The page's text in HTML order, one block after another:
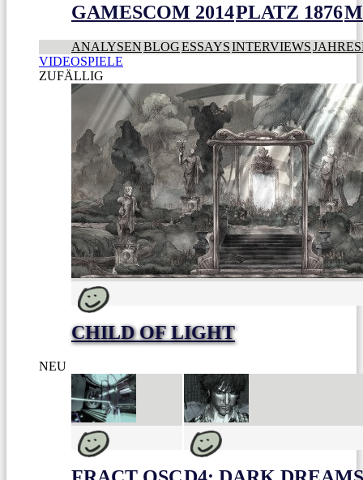
GAMESCOM 2014PLATZ 1876
ANALYSENBLOGESSAYSINTERVIEWS
VIDEOSPIELE
ZUFÄLLIG
CHILD OF LIGHT
NEU